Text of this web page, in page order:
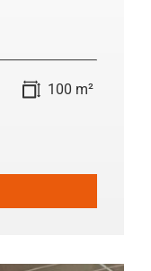
100 m²